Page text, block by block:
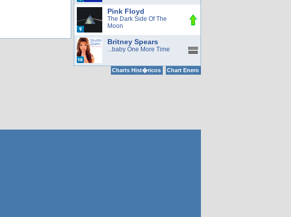
Pink Floyd
The Dark Side Of The
Moon
Britney Spears
...baby One More Time
Charts Hist�ricos Chart Enero